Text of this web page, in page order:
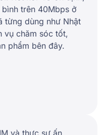
trên 40Mbps ở
từng dùng như Nhật
vụ chăm sóc tốt,
phẩm bên đây.